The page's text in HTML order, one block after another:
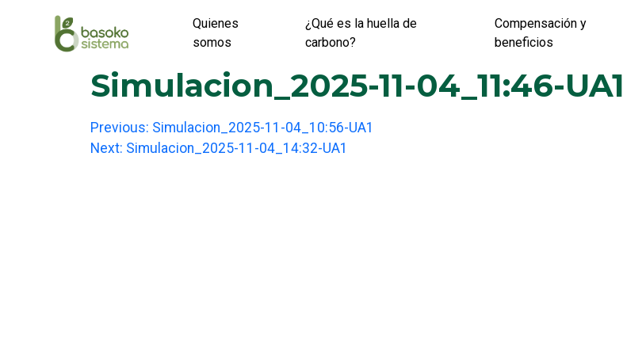
Quienes
somos
¿Qué es la huella de
carbono?
Compensación y
beneficios
Simulacion_2025-11-04_11:46-UA1
Post
navigation
Previous: Simulacion_2025-11-04_10:56-UA1
Next: Simulacion_2025-11-04_14:32-UA1